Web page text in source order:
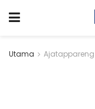
Utama Ajatappareng